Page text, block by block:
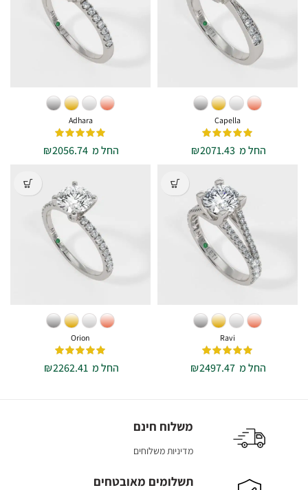
Capella
החל מ ₪2071.43
Adhara
החל מ ₪2056.74
Ravi
החל מ ₪2497.47
Orion
החל מ ₪2262.41
משלוח חינם
מדיניות משלוחים
תשלומים מאובטחים